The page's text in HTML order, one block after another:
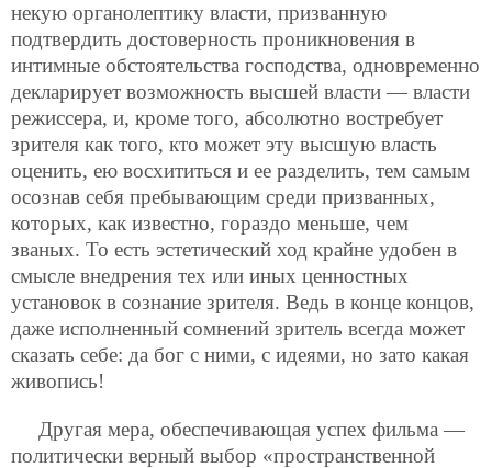
некую органолептику власти, призванную
подтвердить достоверность проникновения в
интимные обстоятельства господства, одновременно
декларирует возможность высшей власти — власти
режиссера, и, кроме того, абсолютно востребует
зрителя как того, кто может эту высшую власть
оценить, ею восхититься и ее разделить, тем самым
осознав себя пребывающим среди призванных,
которых, как известно, гораздо меньше, чем
званых. То есть эстетический ход крайне удобен в
смысле внедрения тех или иных ценностных
установок в сознание зрителя. Ведь в конце концов,
даже исполненный сомнений зритель всегда может
сказать себе: да бог с ними, с идеями, но зато какая
живопись!
Другая мера, обеспечивающая успех фильма —
политически верный выбор «пространственной